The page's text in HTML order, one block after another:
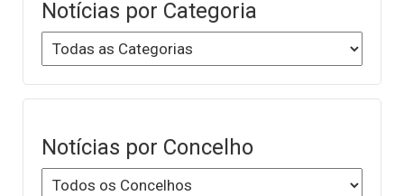
Notícias por Categoria
Notícias por Concelho